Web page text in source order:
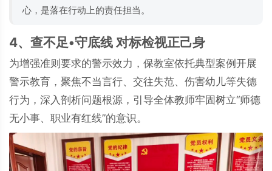
心，是落在行动上的责任担当。
4、查不足•守底线 对标检视正己身
为增强准则要求的警示效力，保教室依托典型案例开展
警示教育，聚焦不当言行、交往失范、伤害幼儿等失德
行为，深入剖析问题根源，引导全体教师牢固树立“师德
无小事、职业有红线”的意识。